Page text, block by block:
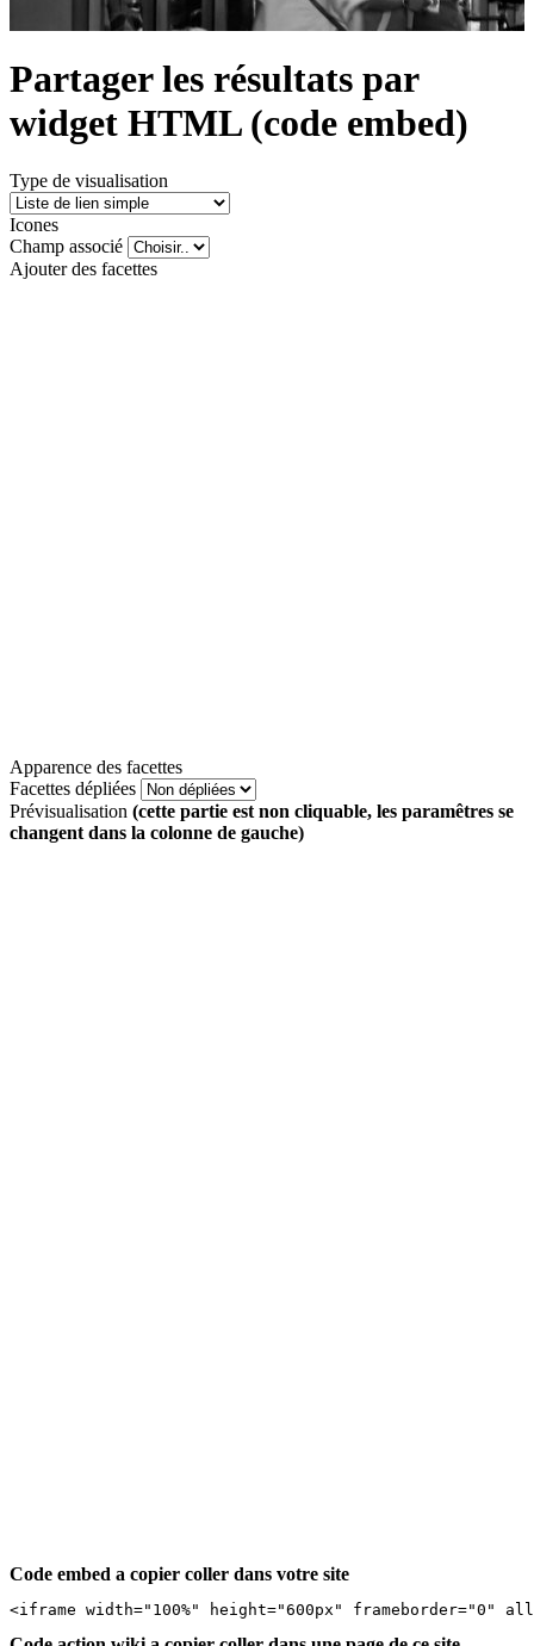
Partager les résultats par
widget HTML (code embed)
Type de visualisation
Icones
Champ associé
Ajouter des facettes
Apparence des facettes
Facettes dépliées
Prévisualisation (cette partie est non cliquable, les paramêtres se
changent dans la colonne de gauche)
Code embed a copier coller dans votre site
<iframe width="100%" height="600px" frameborder="0"